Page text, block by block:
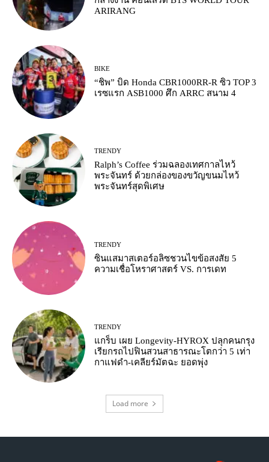
ARIRANG
BIKE
“ชิพ” บิด Honda CBR1000RR-R ซิว TOP 3
เรซแรก ASB1000 ศึก ARRC สนาม 4
TRENDY
Ralph’s Coffee ร่วมฉลองเทศกาลไหว้
พระจันทร์ ด้วยกล่องของขวัญขนมไหว้
พระจันทร์สุดพิเศษ
TRENDY
ซินแสมาสเตอร์อลิซชวนไขข้อสงสัย 5
ความเชื่อโหราศาสตร์ VS. การเดท
TRENDY
แกร็บ เผย Longevity-HYROX ปลุกคนกรุง
เรียกรถไปฟินสวนสาธารณะโตกว่า 5 เท่า
กาแฟดำ-เคลียร์มัตฉะ ยอดพุ่ง
Load more